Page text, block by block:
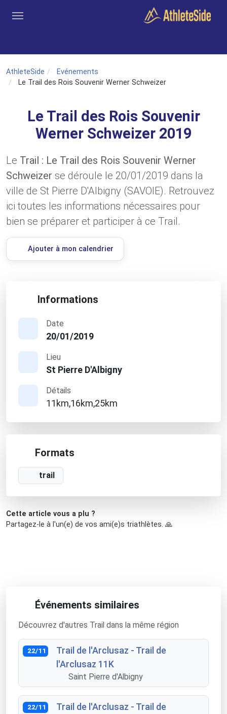
AthleteSide
Evénements
Le Trail des Rois Souvenir Werner Schweizer
Le Trail des Rois Souvenir
Werner Schweizer 2019
Le Trail : Le Trail des Rois Souvenir Werner
Schweizer se déroule le 20/01/2019 dans la
ville de St Pierre D'Albigny (SAVOIE). Retrouvez
ici toutes les informations nécessaires pour
bien se préparer et participer à ce Trail.
Ajouter à mon calendrier
Informations
Date
20/01/2019
Lieu
St Pierre D'Albigny
Détails
11km,16km,25km
Formats
trail
Cette article vous a plu ?
Partagez-le à l'un(e) de vos ami(e)s triathlètes. 🙏
Événements similaires
Découvrez d'autres Trail dans la même région
22/11
Trail de l'Arclusaz - Trail de
l'Arclusaz 11K
Saint Pierre d'Albigny
22/11
Trail de l'Arclusaz - Trail de